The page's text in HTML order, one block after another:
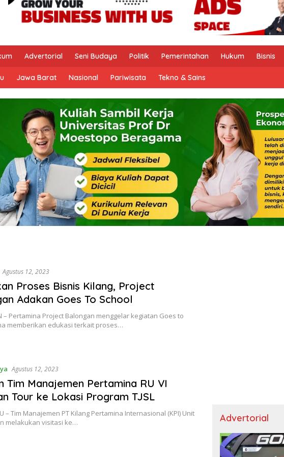
Advertorial Seni Budaya Politik Pemerintahan Hukum Bisnis
Jawa Barat Nasional Pariwisata Tekno & Sains
Agustus 12, 2023
Proses Bisnis Kilang, Project
Adakan Goes To School
– Pertamina Project Balongan menggelar kegiatan Goes to
memberikan edukasi terkait proses…
Agustus 12, 2023
Tim Manajemen Pertamina RU VI
Tour ke Lokasi Program TJSL
– Tim Manajemen PT Kilang Pertamina Internasional (KPI) Unit
melakukan visitasi ke…
Advertorial